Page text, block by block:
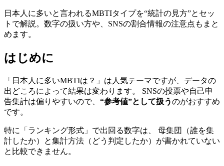
日本人に多いと言われるMBTIタイプを“統計の見方”とセッ
トで解説。数字の扱い方や、SNSの割合情報の注意点もまと
めます。
はじめに
「日本人に多いMBTIは？」は人気テーマですが、データの
出どころによって結果は変わります。 SNSの投票や自己申
告集計は偏りやすいので、 “参考値”として扱うのがおすすめ
です。
特に「ランキング形式」で出回る数字は、 母集団（誰を集
計したか）と集計方法（どう判定したか）が書かれていない
と比較できません。